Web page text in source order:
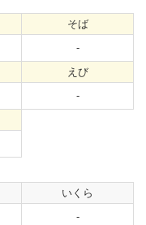
そば
-
えび
-
いくら
-